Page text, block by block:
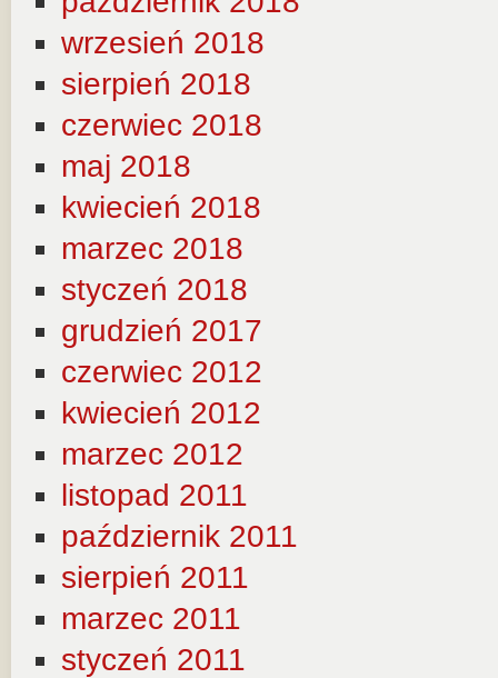
wrzesień 2018
sierpień 2018
czerwiec 2018
maj 2018
kwiecień 2018
marzec 2018
styczeń 2018
grudzień 2017
czerwiec 2012
kwiecień 2012
marzec 2012
listopad 2011
październik 2011
sierpień 2011
marzec 2011
styczeń 2011